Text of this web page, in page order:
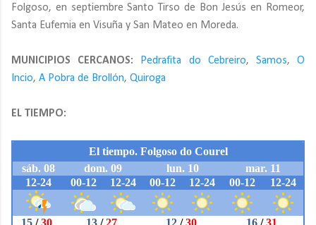
Folgoso, en septiembre Santo Tirso de Bon Jesús en Romeor,
Santa Eufemia en Visuña y San Mateo en Moreda.
MUNICIPIOS CERCANOS: Pedrafita do Cebreiro, Samos,O
Incio, A Pobra de Brollón, Quiroga
EL TIEMPO: